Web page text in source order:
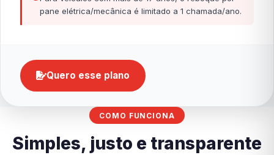
pane elétrica/mecânica é limitado a 1 chamada/ano.
Quero esse plano
COMO FUNCIONA
Simples, justo e transparente